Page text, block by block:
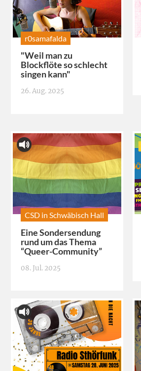
r0samafalda
"Weil man zu
Blockflöte so schlecht
singen kann"
26. Aug. 2025
CSD in Schwäbisch Hall
Eine Sondersendung
rund um das Thema
“Queer-Community”
08. Jul. 2025